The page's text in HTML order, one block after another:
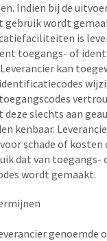
Indien bij de
gebruik wordt
is
toegangs- of
kan
deze slechts aan
kenbaar.
schade of kosten
dat van toegangs-
wordt gemaakt.
genoemde